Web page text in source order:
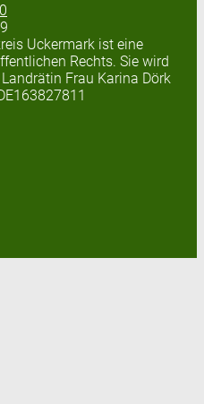
Uckermark ist eine
Rechts. Sie wird
Frau Karina Dörk